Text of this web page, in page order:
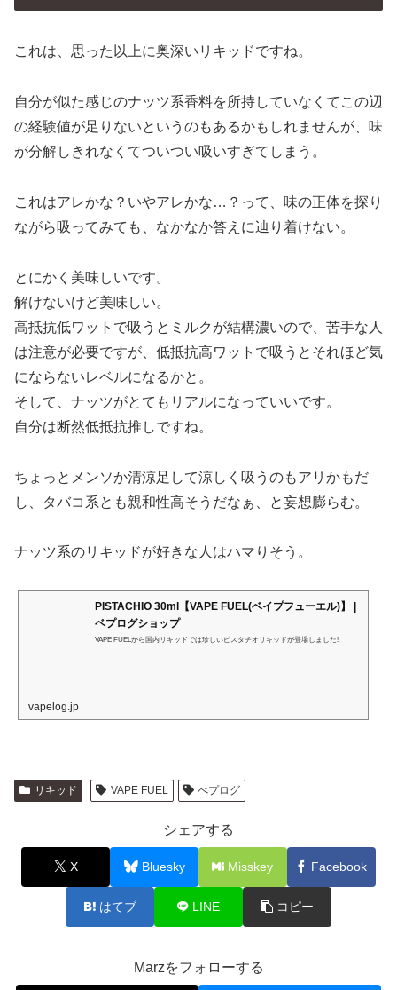
これは、思った以上に奥深いリキッドですね。
自分が似た感じのナッツ系香料を所持していなくてこの辺
の経験値が足りないというのもあるかもしれませんが、味
が分解しきれなくてついつい吸いすぎてしまう。
これはアレかな？いやアレかな…？って、味の正体を探り
ながら吸ってみても、なかなか答えに辿り着けない。
とにかく美味しいです。
解けないけど美味しい。
高抵抗低ワットで吸うとミルクが結構濃いので、苦手な人
は注意が必要ですが、低抵抗高ワットで吸うとそれほど気
にならないレベルになるかと。
そして、ナッツがとてもリアルになっていいです。
自分は断然低抵抗推しですね。
ちょっとメンソか清涼足して涼しく吸うのもアリかもだ
し、タバコ系とも親和性高そうだなぁ、と妄想膨らむ。
ナッツ系のリキッドが好きな人はハマりそう。
PISTACHIO 30ml【VAPE FUEL(ベイプフューエル)】 |
ベプログショップ
VAPE FUELから国内リキッドでは珍しいピスタチオリキッドが登場しました!
vapelog.jp
リキッド VAPE FUEL べプログ
シェアする
X Bluesky Misskey Facebook
はてブ LINE コピー
Marzをフォローする